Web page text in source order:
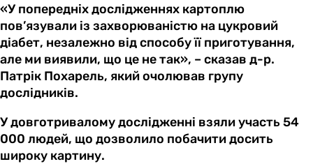
«У попередніх дослідженнях картоплю
пов’язували із захворюваністю на цукровий
діабет, незалежно від способу її приготування,
але ми виявили, що це не так», – сказав д-р.
Патрік Похарель, який очолював групу
дослідників.
У довготривалому дослідженні взяли участь 54
000 людей, що дозволило побачити досить
широку картину.